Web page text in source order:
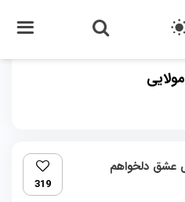
عشق دلخواهم
319